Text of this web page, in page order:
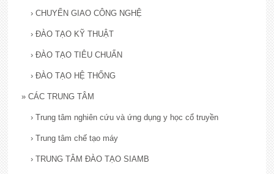
› CHUYỂN GIAO CÔNG NGHỆ
› ĐÀO TẠO KỸ THUẬT
› ĐÀO TẠO TIÊU CHUẨN
› ĐÀO TẠO HỆ THỐNG
» CÁC TRUNG TÂM
› Trung tâm nghiên cứu và ứng dụng y học cổ truyền
› Trung tâm chế tạo máy
› TRUNG TÂM ĐÀO TẠO SIAMB